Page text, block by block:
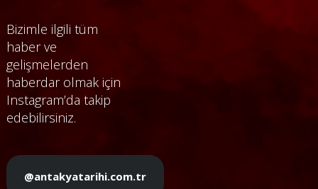
Bizimle ilgili tüm
haber ve
gelişmelerden
haberdar olmak için
Instagram’da takip
edebilirsiniz.
@antakyatarihi.com.tr